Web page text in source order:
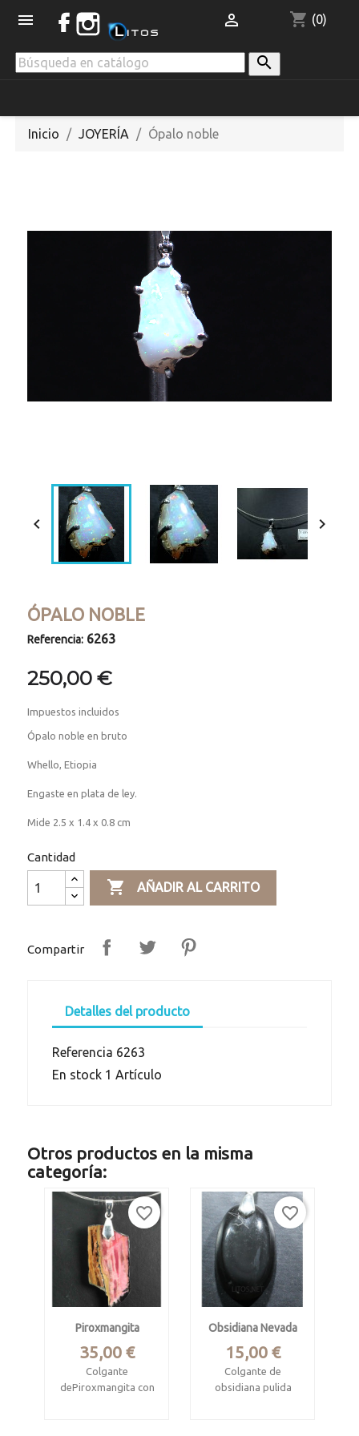
 shopping_cart (0)


Inicio JOYERÍA Ópalo noble
 
ÓPALO NOBLE
Referencia: 6263
250,00 €
Impuestos incluidos
Ópalo noble en bruto
Whello, Etiopia
Engaste en plata de ley.
Mide 2.5 x 1.4 x 0.8 cm
Cantidad
 AÑADIR AL CARRITO
Compartir
Detalles del producto
Referencia 6263
En stock 1 Artículo
Otros productos en la misma
categoría:
Piroxmangita
Precio
35,00 €
Colgante
dePiroxmangita con
favorite_border
Obsidiana Nevada
Precio
15,00 €
Colgante de
obsidiana pulida
favorite_border